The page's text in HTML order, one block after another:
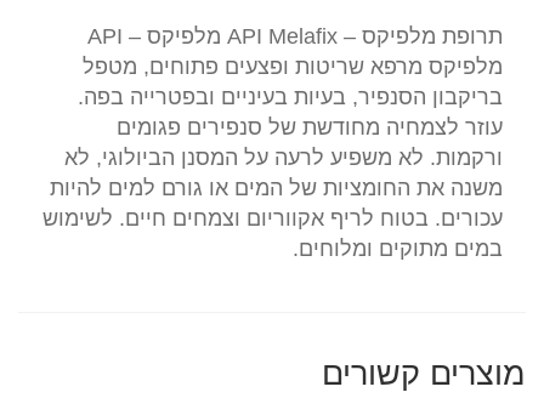
תרופת מלפיקס – API Melafix מלפיקס – API
מלפיקס מרפא שריטות ופצעים פתוחים, מטפל
בריקבון הסנפיר, בעיות בעיניים ובפטרייה בפה.
עוזר לצמחיה מחודשת של סנפירים פגומים
ורקמות. לא משפיע לרעה על המסנן הביולוגי, לא
משנה את החומציות של המים או גורם למים להיות
עכורים. בטוח לריף אקווריום וצמחים חיים. לשימוש
במים מתוקים ומלוחים.
מוצרים קשורים